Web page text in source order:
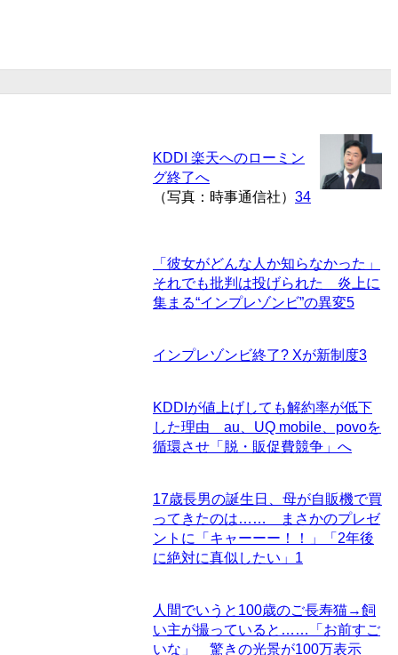
KDDI 楽天へのローミン
グ終了へ
（写真：時事通信社） 34
「彼女がどんな人か知らなかった」
それでも批判は投げられた 炎上に
集まる“インプレゾンビ”の異変5
インプレゾンビ終了? Xが新制度3
KDDIが値上げしても解約率が低下
した理由 au、UQ mobile、povoを
循環させ「脱・販促費競争」へ
17歳長男の誕生日、母が自販機で買
ってきたのは…… まさかのプレゼ
ントに「キャーーー！！」「2年後
に絶対に真似したい」 1
人間でいうと100歳のご長寿猫→飼
い主が撮っていると……「お前すご
いな」 驚きの光景が100万表示